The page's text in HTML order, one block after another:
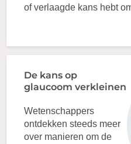
of verlaagde kans hebt
De kans op
glaucoom verkleinen
Wetenschappers
ontdekken steeds meer
over manieren om de